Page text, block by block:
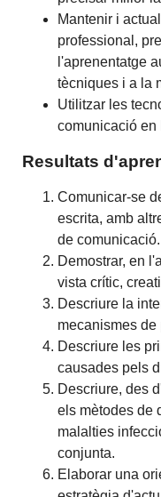
Mantenir i
professional,
l'aprenentatge
tècniques i a la
Utilitzar les
comunicació en
Resultats
Comunicar-se
escrita, amb
de comunicació.
Demostrar, en
vista crític,
Descriure la
mecanismes de
Descriure les
causades pels
Descriure, des
els mètodes de
malalties
conjunta.
Elaborar una